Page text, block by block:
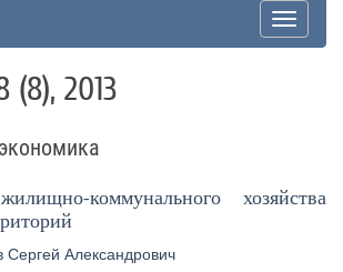
Toggle
2013
коммунального хозяйства
Сергей Александрович